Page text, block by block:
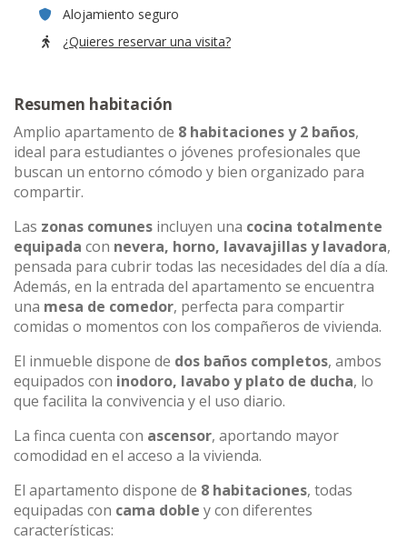
Alojamiento seguro
¿Quieres reservar una visita?
Resumen habitación
Amplio apartamento de 8 habitaciones y 2 baños,
ideal para estudiantes o jóvenes profesionales que
buscan un entorno cómodo y bien organizado para
compartir.
Las zonas comunes incluyen una cocina totalmente
equipada con nevera, horno, lavavajillas y lavadora,
pensada para cubrir todas las necesidades del día a día.
Además, en la entrada del apartamento se encuentra
una mesa de comedor, perfecta para compartir
comidas o momentos con los compañeros de vivienda.
El inmueble dispone de dos baños completos, ambos
equipados con inodoro, lavabo y plato de ducha, lo
que facilita la convivencia y el uso diario.
La finca cuenta con ascensor, aportando mayor
comodidad en el acceso a la vivienda.
El apartamento dispone de 8 habitaciones, todas
equipadas con cama doble y con diferentes
características: